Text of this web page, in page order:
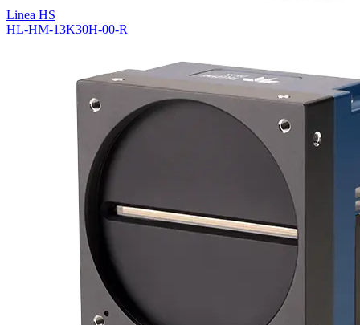
Linea HS
HL-HM-13K30H-00-R